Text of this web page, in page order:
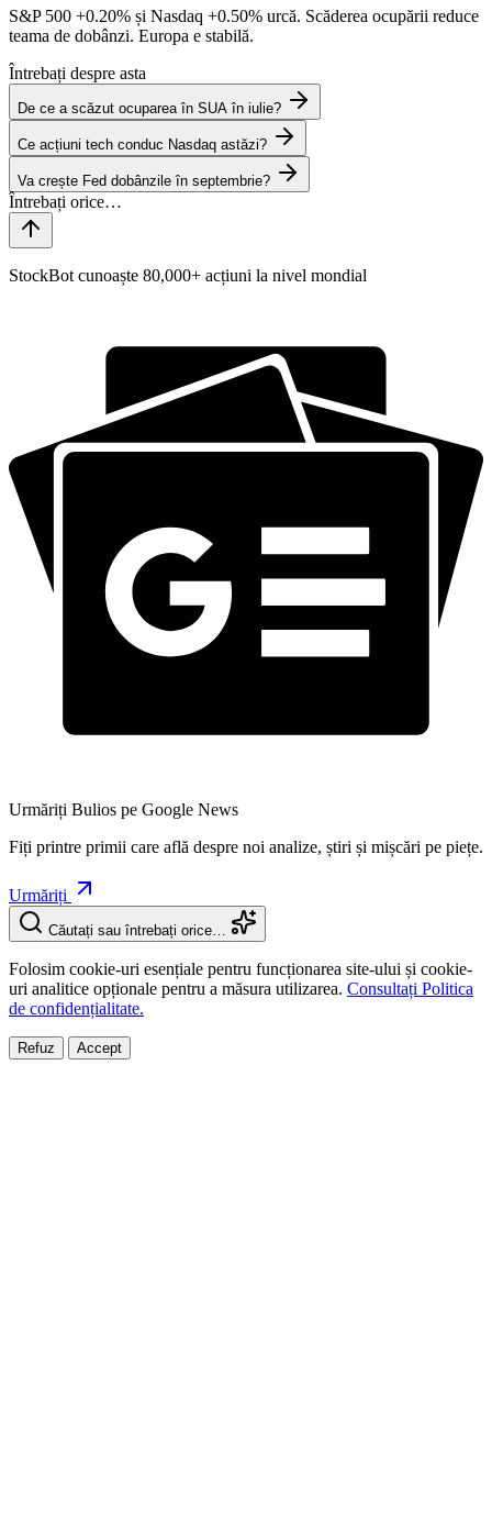
S&P 500 +0.20% și Nasdaq +0.50% urcă. Scăderea ocupării reduce
teama de dobânzi. Europa e stabilă.
Întrebați despre asta
De ce a scăzut ocuparea în SUA în iulie?
Ce acțiuni tech conduc Nasdaq astăzi?
Va crește Fed dobânzile în septembrie?
StockBot cunoaște 80,000+ acțiuni la nivel mondial
Urmăriți Bulios pe Google News
Fiți printre primii care află despre noi analize, știri și mișcări pe piețe.
Urmăriți
Căutați sau întrebați orice…
Folosim cookie-uri esențiale pentru funcționarea site-ului și cookie-
uri analitice opționale pentru a măsura utilizarea. Consultați Politica
de confidențialitate.
Refuz Accept